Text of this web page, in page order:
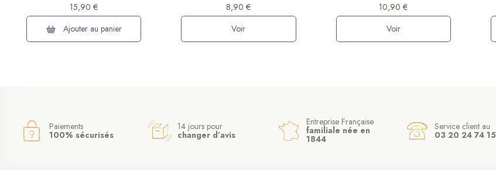
15,90 €
Ajouter au panier
8,90 €
Voir
10,90 €
Voir
Paiements
100% sécurisés
14 jours pour
changer d’avis
Entreprise Française
familiale née en
1844
Service client au
03 20 24 74 15